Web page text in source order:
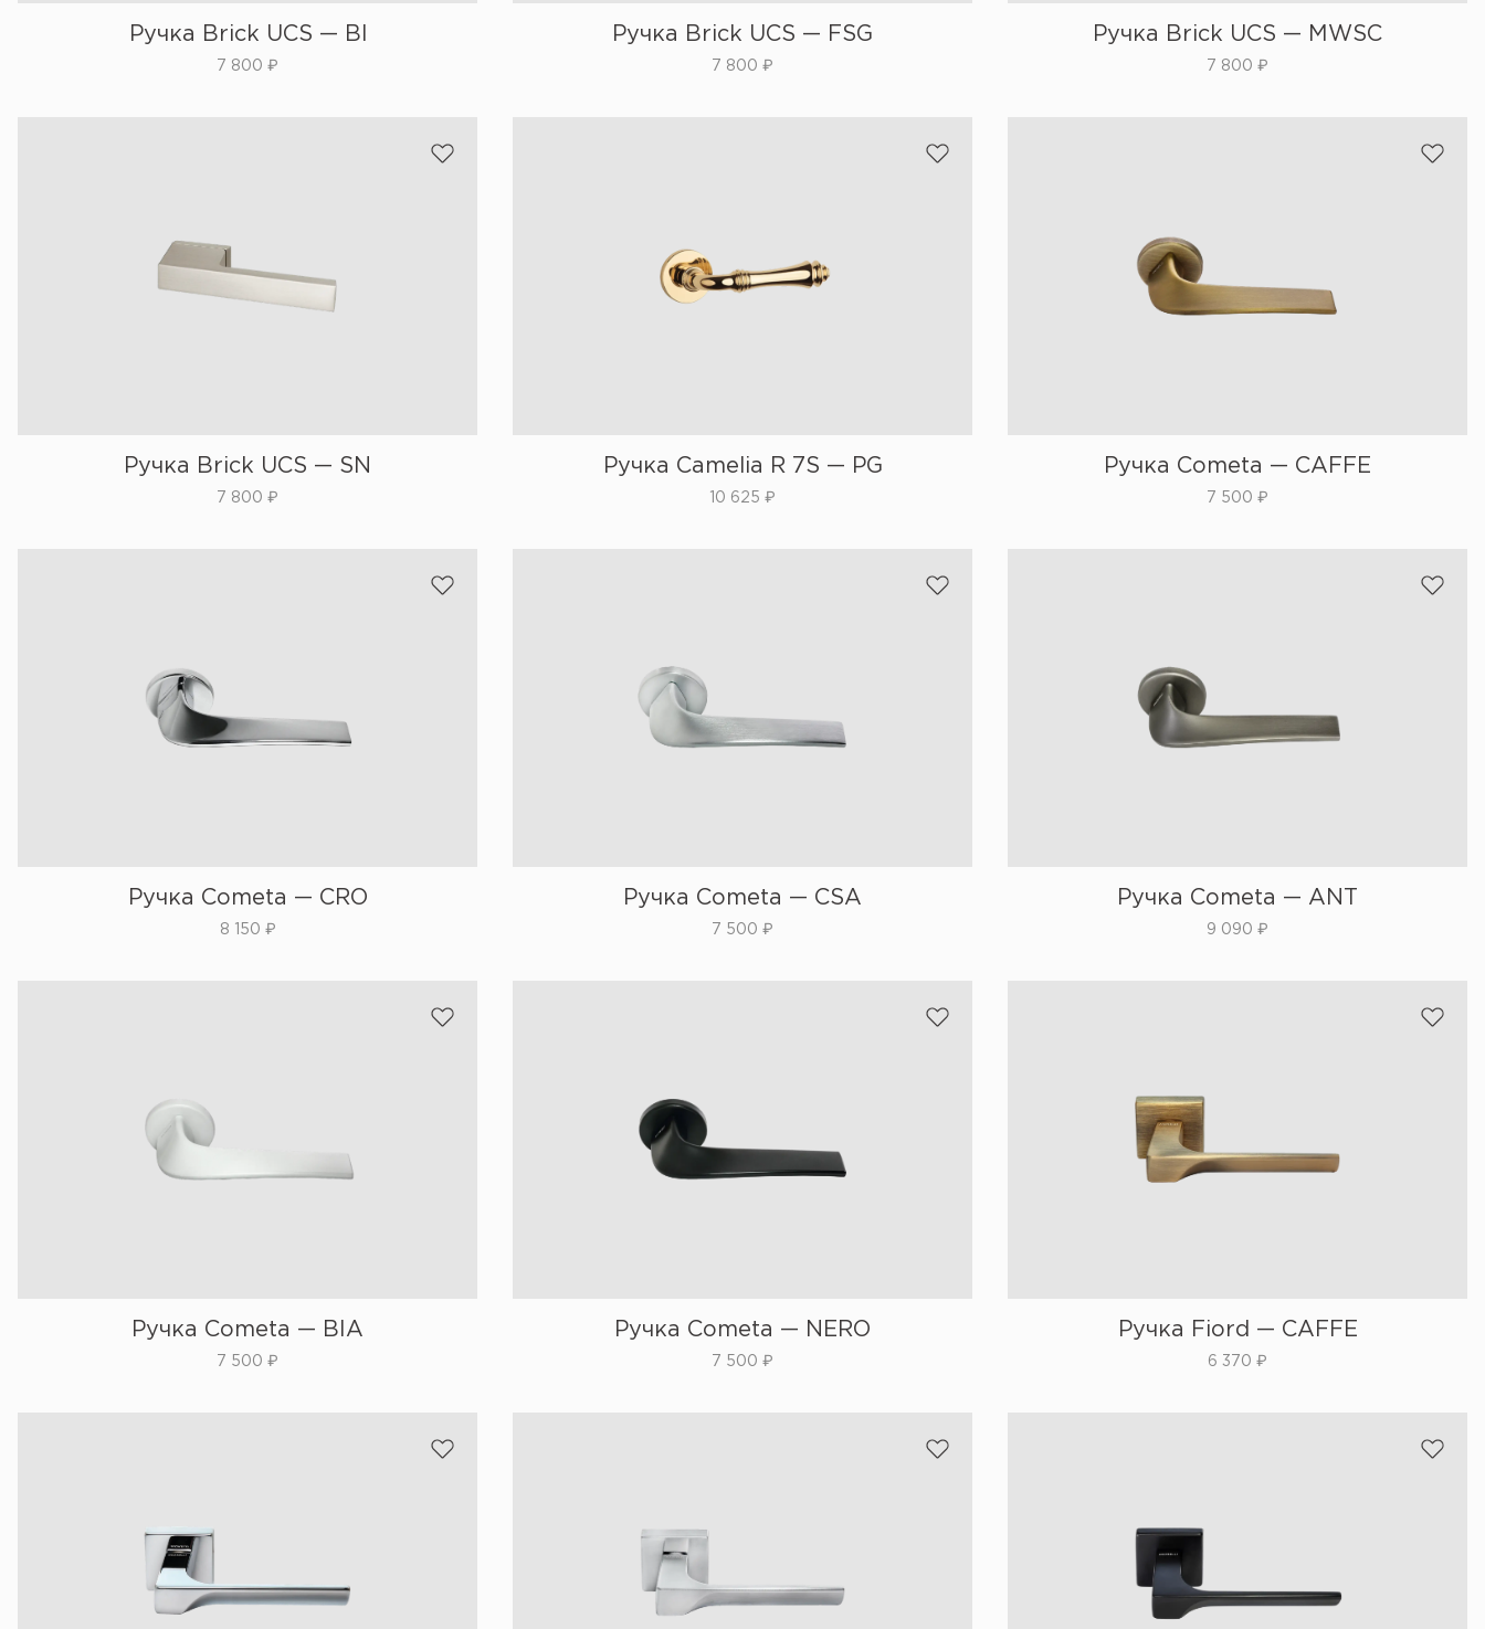
Ручка Brick UCS — Bl
7 800 ₽
Ручка Brick UCS — FSG
7 800 ₽
Ручка Brick UCS — MWSC
7 800 ₽
Ручка Brick UCS — SN
7 800 ₽
Ручка Camelia R 7S — PG
10 625 ₽
Ручка Cometa — CAFFE
7 500 ₽
Ручка Cometa — CRO
8 150 ₽
Ручка Cometa — CSA
7 500 ₽
Ручка Cometa — ANT
9 090 ₽
Ручка Cometa — BIA
7 500 ₽
Ручка Cometa — NERO
7 500 ₽
Ручка Fiord — CAFFE
6 370 ₽